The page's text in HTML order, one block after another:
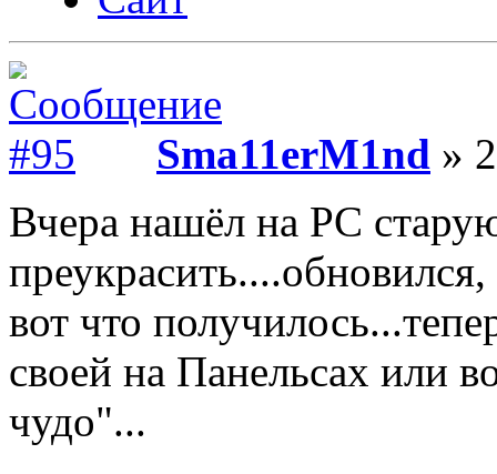
Sma11erM1nd »
Вчера нашёл на PC
вот что
своей на Панельсах или
чудо"...